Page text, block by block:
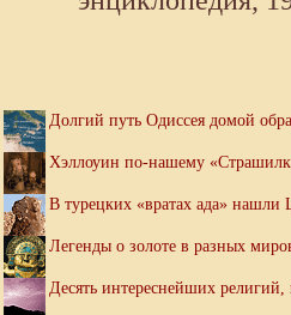
Долгий путь Одиссея домой
Хэллоуин по-нашему
В турецких «вратах ада» нашли
Легенды о золоте в разных
Десять интереснейших религий,